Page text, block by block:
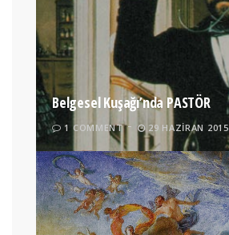
Belgesel Kuşağı’nda PASTÖR
1 COMMENT 29 HAZIRAN 2015